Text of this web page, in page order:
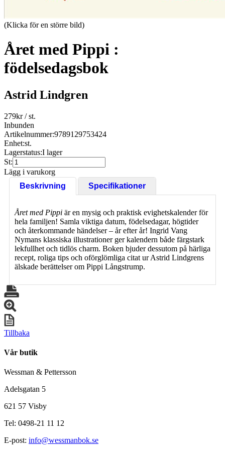
(Klicka för en större bild)
Året med Pippi :
födelsedagsbok
Astrid Lindgren
279kr/ st.
Inbunden
Artikelnummer:9789129753424
Enhet:st.
Lagerstatus:I lager
St:
Lägg i varukorg
Beskrivning
Specifikationer
Året med Pippi är en mysig och praktisk evighetskalender för
hela familjen! Samla viktiga datum, födelsedagar, högtider
och återkommande händelser – år efter år! Ingrid Vang
Nymans klassiska illustrationer ger kalendern både färgstark
lekfullhet och tidlös charm. Boken bjuder dessutom på härliga
recept, roliga tips och oförglömliga citat ur Astrid Lindgrens
älskade berättelser om Pippi Långstrump.
Tillbaka
Vår butik
Wessman & Pettersson
Adelsgatan 5
621 57 Visby
Tel: 0498-21 11 12
E-post: info@wessmanbok.se